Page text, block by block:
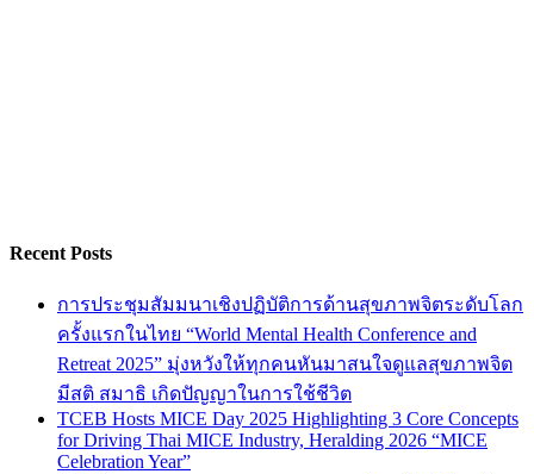
Recent Posts
การประชุมสัมมนาเชิงปฏิบัติการด้านสุขภาพจิตระดับโลก
ครั้งแรกในไทย “World Mental Health Conference and
Retreat 2025” มุ่งหวังให้ทุกคนหันมาสนใจดูแลสุขภาพจิต
มีสติ สมาธิ เกิดปัญญาในการใช้ชีวิต
TCEB Hosts MICE Day 2025 Highlighting 3 Core Concepts
for Driving Thai MICE Industry, Heralding 2026 “MICE
Celebration Year”